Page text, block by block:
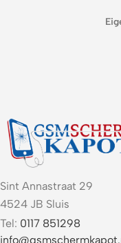
Sint Annastraat 29
4524 JB Sluis
Tel: 0117 851298